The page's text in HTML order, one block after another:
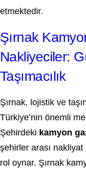
etmektedir.
Şırnak
Nakliyeciler:
Taşımacılık
Şırnak, lojistik ve
Türkiye’nin önemli
Şehirdeki kamyon
şehirler arası
rol oynar. Şırnak